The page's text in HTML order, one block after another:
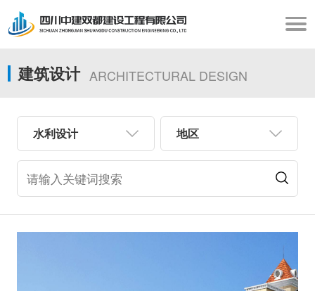
建筑设计 ARCHITECTURAL DESIGN
水利设计 地区